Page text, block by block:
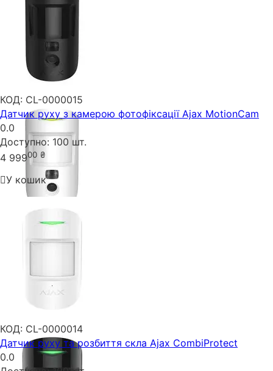
КОД: CL-0000015
Датчик руху з камерою фотофіксації Ajax MotionCam
0.0
Доступно: 100 шт.
4 99900 ₴
У кошик
КОД: CL-0000014
Датчик руху та розбиття скла Ajax CombiProtect
0.0